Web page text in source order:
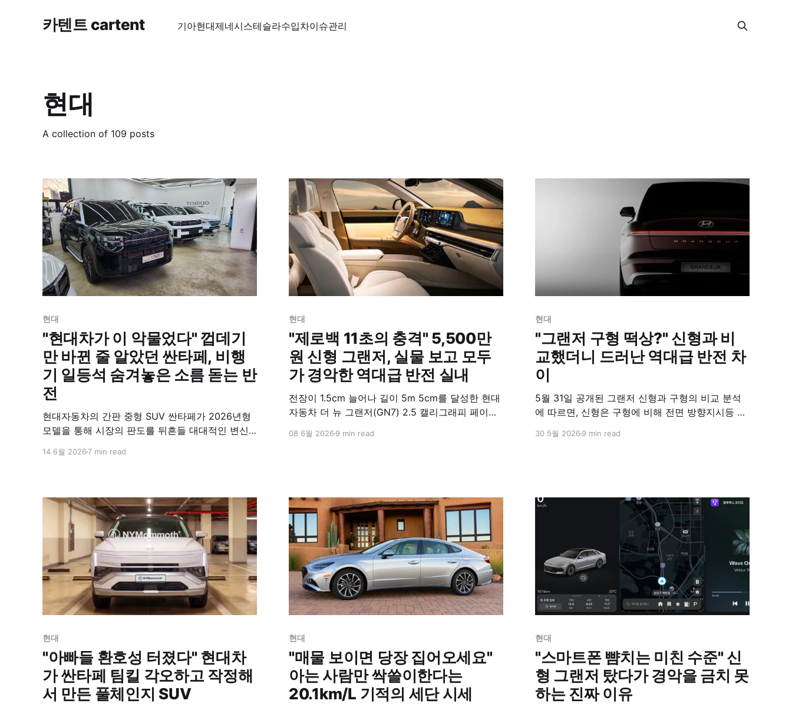
카텐트 cartent 기아현대제네시스테슬라수입차이슈관리
현대
A collection of 109 posts
현대
"현대차가 이 악물었다" 껍데기
만 바뀐 줄 알았던 싼타페, 비행
기 일등석 숨겨놓은 소름 돋는 반
전
현대자동차의 간판 중형 SUV 싼타페가 2026년형
모델을 통해 시장의 판도를 뒤흔들 대대적인 변신
호불호 논란에 휩싸이기도 했으나, 기술 분석 영상
경 수준을 넘어, 소비자의 피드백을 적극 수용한 ‘완
전 변경급’ 하드웨어·소프트웨어 혁신을 전면에 내
세웠다.
14 6월 2026 7 min read
현대
"제로백 11초의 충격" 5,500만
원 신형 그랜저, 실물 보고 모두
가 경악한 역대급 반전 실내
전장이 1.5cm 늘어나 길이 5m 5cm를 달성한 현대
자동차 더 뉴 그랜저(GN7) 2.5 캘리그래피 페이스
12.3인치 대신 17인치 대형 화면을 탑재하며 실내
태에서 시속 100km까지 11.03초를 기록했다.
08 6월 20269 min read
현대
"그랜저 구형 떡상?" 신형과 비
교했더니 드러난 역대급 반전 차
이
5월 31일 공개된 그랜저 신형과 구형의 비교 분석
에 따르면, 신형은 구형에 비해 전면 방향지시등 길
일램프까지 1줄로 이어지는 디자인 통일성을 확보
컴 라이트 작동 시에도 신형이 구형보다 램프 선이
가늘고 움직임이 더욱 세련되게 변화했다.
30 5월 20269 min read
현대
"아빠들 환호성 터졌다" 현대차
가 싼타페 팀킬 각오하고 작정해
서 만든 풀체인지 SUV
현대
"매물 보이면 당장 집어오세요"
아는 사람만 싹쓸이한다는
20.1km/L 기적의 세단 시세
현대
"스마트폰 뺨치는 미친 수준" 신
형 그랜저 탔다가 경악을 금치 못
하는 진짜 이유